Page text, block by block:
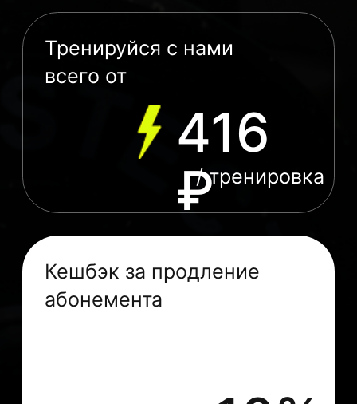
Какую бы студию ты ни выбрала — наш
абонемент позволяет ходить в обе
Выбери студию
поближе к дому
или работе
Наши студии
GO / FITNESS